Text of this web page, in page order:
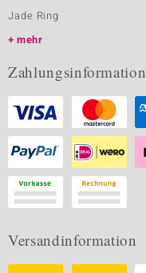
Jade Ring
mehr
Zahlungsinformation
Versandinformation